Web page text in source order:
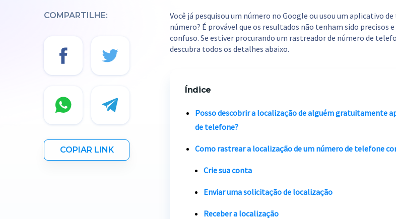
COMPARTILHE:
COPIAR LINK
Você já pesquisou um número no Google ou usou um aplicativo
número? É provável que os resultados não tenham sido precisos
confuso. Se estiver procurando um rastreador de número de
descubra todos os detalhes abaixo.
Índice
Posso descobrir a localização de alguém gratuitamente
de telefone?
Como rastrear a localização de um número de telefone
Crie sua conta
Enviar uma solicitação de localização
Receber a localização